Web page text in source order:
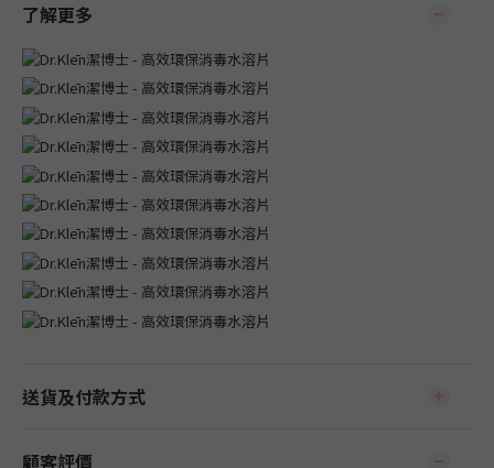
了解更多
送貨及付款方式
顧客評價